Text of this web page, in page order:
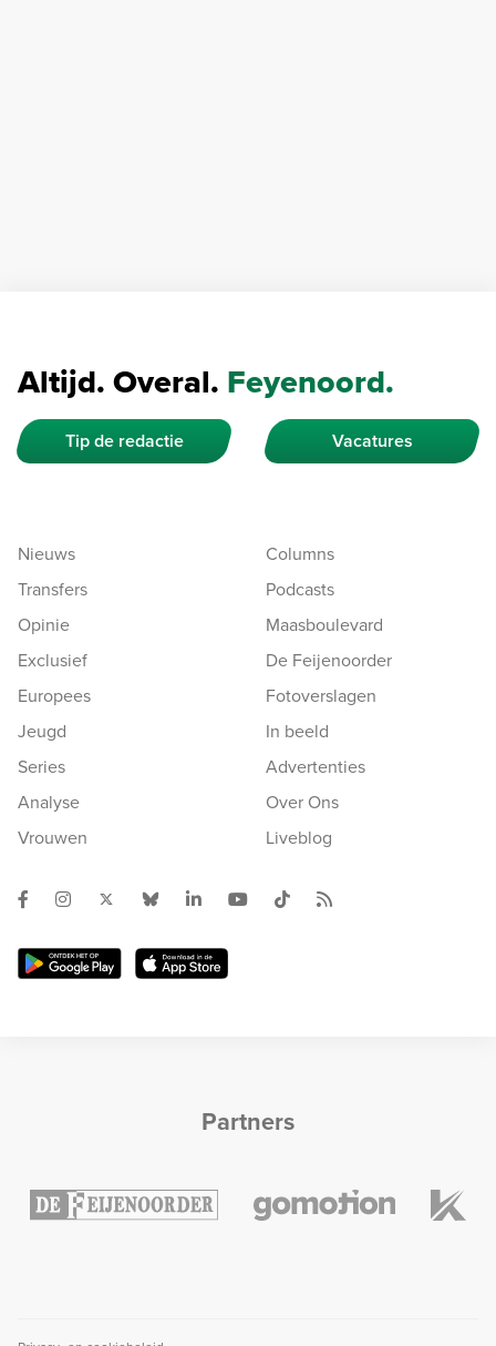
Altijd. Overal. Feyenoord.
Tip de redactie Vacatures
Nieuws
Transfers
Opinie
Exclusief
Europees
Jeugd
Series
Analyse
Vrouwen
Columns
Podcasts
Maasboulevard
De Feijenoorder
Fotoverslagen
In beeld
Advertenties
Over Ons
Liveblog
Partners